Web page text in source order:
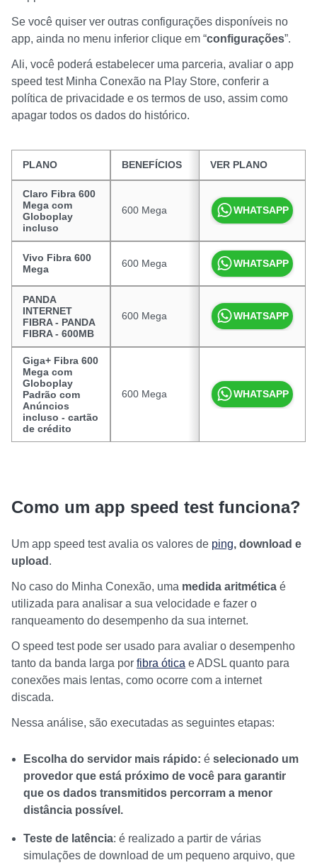
Se você quiser ver outras configurações disponíveis no
app, ainda no menu inferior clique em “configurações”.
Ali, você poderá estabelecer uma parceria, avaliar o app
speed test Minha Conexão na Play Store, conferir a
política de privacidade e os termos de uso, assim como
apagar todos os dados do histórico.
PLANO BENEFÍCIOS PREÇO
VER PLANO
Claro Fibra 600
Mega com
Globoplay
incluso
600 Mega R$ 99,90
WHATSAPP
Vivo Fibra 600
Mega
600 Mega R$ 100,00
WHATSAPP
PANDA
INTERNET
FIBRA - PANDA
FIBRA - 600MB
600 Mega R$ 89,90
WHATSAPP
Giga+ Fibra 600
Mega com
Globoplay
Padrão com
Anúncios
incluso - cartão
de crédito
600 Mega R$ 99,99
WHATSAPP
Como um app speed test funciona?
Um app speed test avalia os valores de ping, download e
upload .
No caso do Minha Conexão, uma medida aritmética é
utilizada para analisar a sua velocidade e fazer o
ranqueamento do desempenho da sua internet.
O speed test pode ser usado para avaliar o desempenho
tanto da banda larga por fibra ótica e ADSL quanto para
conexões mais lentas, como ocorre com a internet
discada.
Nessa análise, são executadas as seguintes etapas:
Escolha do servidor mais rápido: é selecionado um
provedor que está próximo de você para garantir
que os dados transmitidos percorram a menor
distância possível.
Teste de latência: é realizado a partir de várias
simulações de download de um pequeno arquivo, que